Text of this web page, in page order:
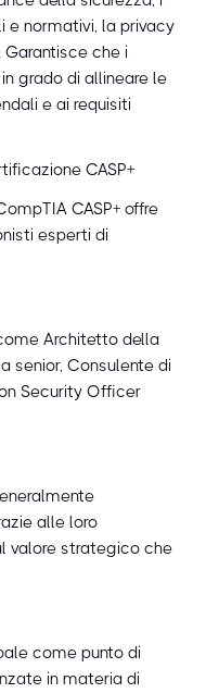
e normativi, la privacy
che i
grado di allineare le
e ai requisiti
CASP+
CASP+ offre
esperti di
Architetto della
senior, Consulente di
Security Officer
alle loro
valore strategico che
come punto di
in materia di